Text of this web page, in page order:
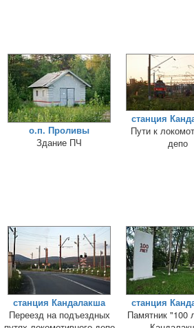
о.п. Проливы
Здание ПЧ
станция
Пути к
депо
станция Кандалакша
Переезд на подъездных
станция
Памятник "100